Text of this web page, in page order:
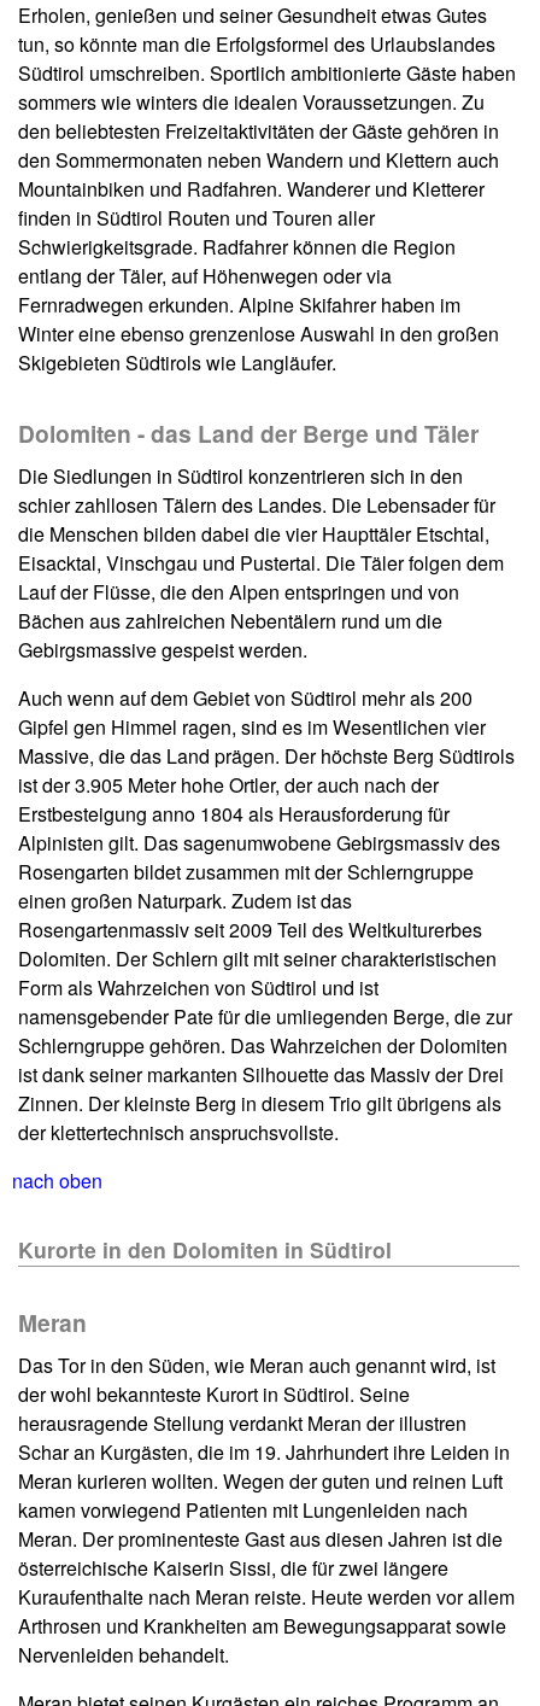
Erholen, genießen und seiner Gesundheit etwas Gutes
tun, so könnte man die Erfolgsformel des Urlaubslandes
Südtirol umschreiben. Sportlich ambitionierte Gäste haben
sommers wie winters die idealen Voraussetzungen. Zu
den beliebtesten Freizeitaktivitäten der Gäste gehören in
den Sommermonaten neben Wandern und Klettern auch
Mountainbiken und Radfahren. Wanderer und Kletterer
finden in Südtirol Routen und Touren aller
Schwierigkeitsgrade. Radfahrer können die Region
entlang der Täler, auf Höhenwegen oder via
Fernradwegen erkunden. Alpine Skifahrer haben im
Winter eine ebenso grenzenlose Auswahl in den großen
Skigebieten Südtirols wie Langläufer.
Dolomiten - das Land der Berge und Täler
Die Siedlungen in Südtirol konzentrieren sich in den
schier zahllosen Tälern des Landes. Die Lebensader für
die Menschen bilden dabei die vier Haupttäler Etschtal,
Eisacktal, Vinschgau und Pustertal. Die Täler folgen dem
Lauf der Flüsse, die den Alpen entspringen und von
Bächen aus zahlreichen Nebentälern rund um die
Gebirgsmassive gespeist werden.
Auch wenn auf dem Gebiet von Südtirol mehr als 200
Gipfel gen Himmel ragen, sind es im Wesentlichen vier
Massive, die das Land prägen. Der höchste Berg Südtirols
ist der 3.905 Meter hohe Ortler, der auch nach der
Erstbesteigung anno 1804 als Herausforderung für
Alpinisten gilt. Das sagenumwobene Gebirgsmassiv des
Rosengarten bildet zusammen mit der Schlerngruppe
einen großen Naturpark. Zudem ist das
Rosengartenmassiv seit 2009 Teil des Weltkulturerbes
Dolomiten. Der Schlern gilt mit seiner charakteristischen
Form als Wahrzeichen von Südtirol und ist
namensgebender Pate für die umliegenden Berge, die zur
Schlerngruppe gehören. Das Wahrzeichen der Dolomiten
ist dank seiner markanten Silhouette das Massiv der Drei
Zinnen. Der kleinste Berg in diesem Trio gilt übrigens als
der klettertechnisch anspruchsvollste.
nach oben
Kurorte in den Dolomiten in Südtirol
Meran
Das Tor in den Süden, wie Meran auch genannt wird, ist
der wohl bekannteste Kurort in Südtirol. Seine
herausragende Stellung verdankt Meran der illustren
Schar an Kurgästen, die im 19. Jahrhundert ihre Leiden in
Meran kurieren wollten. Wegen der guten und reinen Luft
kamen vorwiegend Patienten mit Lungenleiden nach
Meran. Der prominenteste Gast aus diesen Jahren ist die
österreichische Kaiserin Sissi, die für zwei längere
Kuraufenthalte nach Meran reiste. Heute werden vor allem
Arthrosen und Krankheiten am Bewegungsapparat sowie
Nervenleiden behandelt.